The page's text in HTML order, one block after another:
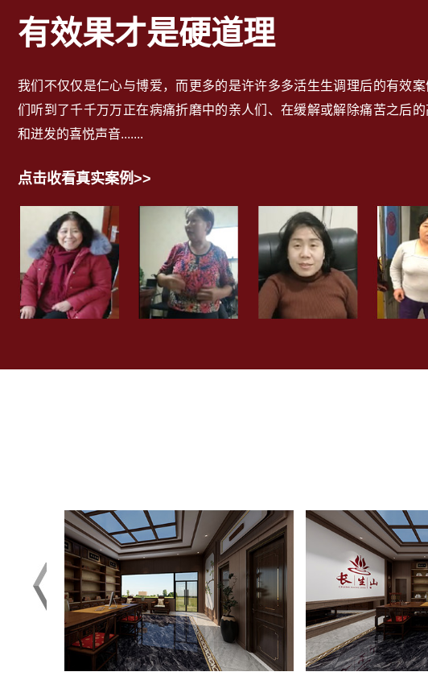
有效果才是硬道理
我们不仅仅是仁心与博爱，而更多的是许许多多活生生调理后的有效
们听到了千千万万正在病痛折磨中的亲人们、在缓解或解除痛苦之后
和迸发的喜悦声音.......
点击收看真实案例>>